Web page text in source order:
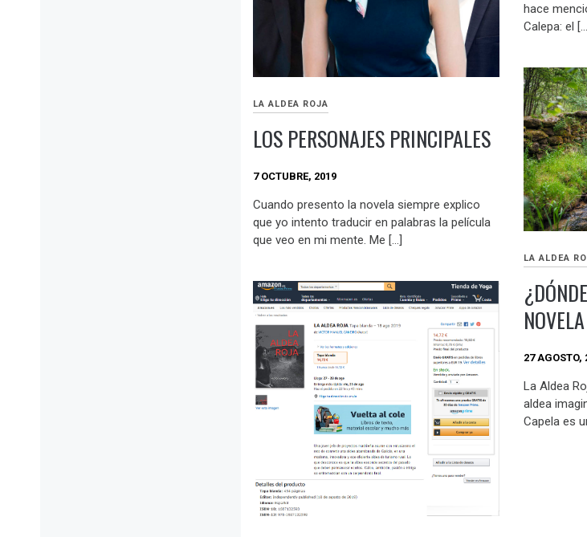
LA ALDEA ROJA
LOS PERSONAJES PRINCIPALES
7 OCTUBRE, 2019
Cuando presento la novela siempre explico
que yo intento traducir en palabras la película
que veo en mi mente. Me […]
hace
Calepa: el
LA ALDEA
27 AGOSTO,
La Aldea
aldea
Capela es